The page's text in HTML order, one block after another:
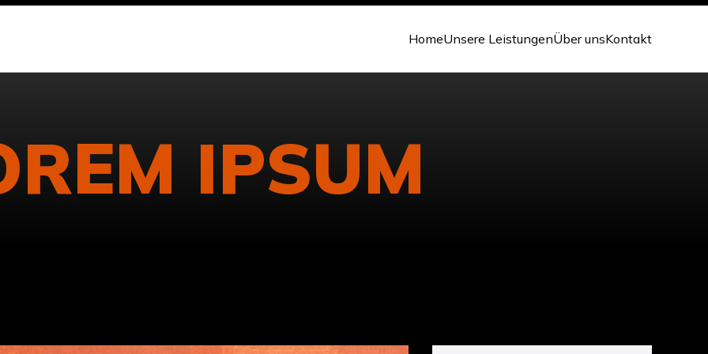
HomeUnsere LeistungenÜber unsKontakt
IPSUM